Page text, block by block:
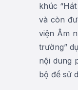
khúc
và còn
viện Âm
trường”
nội dung
bộ để sử